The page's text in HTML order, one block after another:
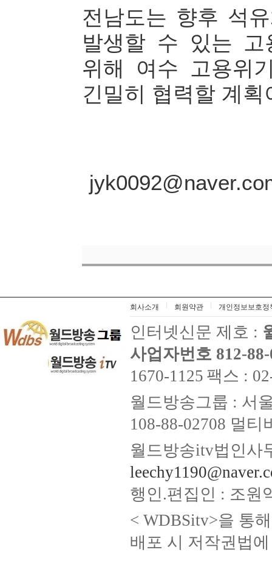
전남도는 향후 석
발생할 수 있는 고
위해 여수 고용위
긴밀히 협력할 계획
회사소개 회원약관 개인정보보호정
인터넷신문 제호 :
사업자번호 812-
1670-1125 팩스 :
월드방송그룹 : 서
108-88-02708 멀
월드방송itv법인사
행인.편집인 : 조원
< WDBSitv>을 통
배포 시 저작권법